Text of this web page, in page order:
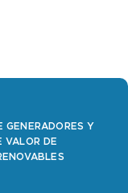
GENERADORES Y
VALOR DE